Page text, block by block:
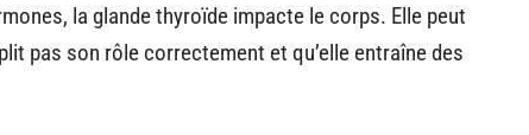
la glande thyroïde impacte le corps. Elle peut
pas son rôle correctement et qu’elle entraîne des